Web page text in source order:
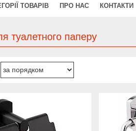
ТОВАРІВ ПРО НАС КОНТАКТИ
туалетного паперу